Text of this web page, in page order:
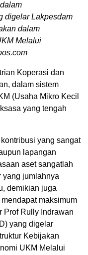
digelar Lakpesdam
dalam
Melalui
Koperasi dan
dalam sistem
(Usaha Mikro Kecil
yang tengah
yang sangat
lapangan
aset sangatlah
yang jumlahnya
demikian juga
maksimum
Prof Rully Indrawan
yang digelar
Kebijakan
UKM Melalui